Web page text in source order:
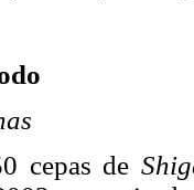
cepas de